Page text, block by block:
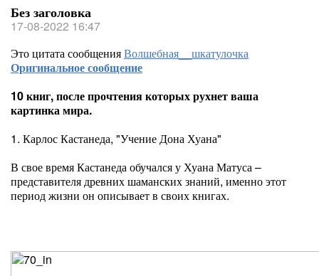
Без заголовка
17-08-2022 16:47
Это цитата сообщенияВолшебная__шкатулочка
Оригинальное сообщение
10 книг, после прочтения которых рухнет ваша
картинка мира.
1. Карлос Кастанеда, "Учение Дона Хуана"
В свое время Кастанеда обучался у Хуана Матуса –
представителя древних шаманских знаний, именно этот
период жизни он описывает в своих книгах.